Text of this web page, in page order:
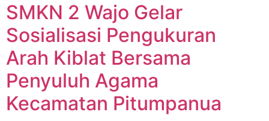
SMKN 2 Wajo Gelar
Sosialisasi Pengukuran
Arah Kiblat Bersama
Penyuluh Agama
Kecamatan Pitumpanua